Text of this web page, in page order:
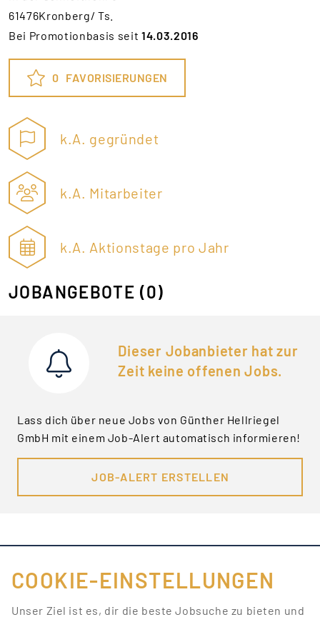
61476Kronberg/ Ts.
Bei Promotionbasis seit14.03.2016
0 FAVORISIERUNGEN
k.A. gegründet
k.A. Mitarbeiter
k.A. Aktionstage pro Jahr
JOBANGEBOTE (0)
Dieser Jobanbieter hat zur
Zeit keine offenen Jobs.
Lass dich über neue Jobs von Günther Hellriegel
GmbH mit einem Job-Alert automatisch informieren!
JOB-ALERT ERSTELLEN
FÜR JOBANBIETER
COOKIE-EINSTELLUNGEN
Unser Ziel ist es, dir die beste Jobsuche zu bieten und